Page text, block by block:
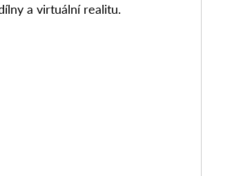
a virtuální realitu.